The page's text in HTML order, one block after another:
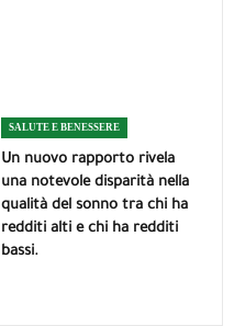
SALUTE E BENESSERE
Un nuovo rapporto rivela
una notevole disparità nella
qualità del sonno tra chi ha
redditi alti e chi ha redditi
bassi.